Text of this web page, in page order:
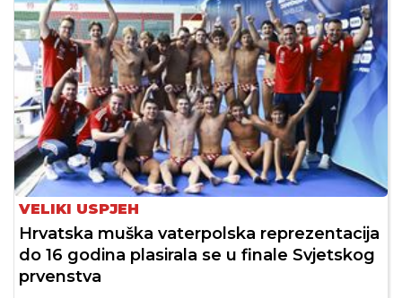
VELIKI USPJEH
Hrvatska muška vaterpolska reprezentacija
do 16 godina plasirala se u finale Svjetskog
prvenstva